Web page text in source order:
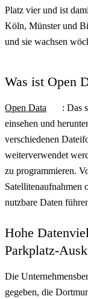
Platz vier und ist
Köln, Münster und
und sie wachsen
Was ist Open
Open Data
: Das
einsehen und
verschiedenen
weiterverwendet
zu programmieren.
Satellitenaufnahmen
nutzbare Daten
Hohe
Parkplatz-
Die
gegeben, die